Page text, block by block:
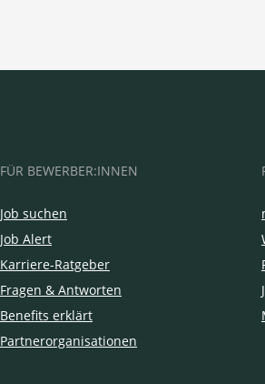
FÜR BEWERBER:INNEN
Job suchen
Job Alert
Karriere-Ratgeber
Fragen & Antworten
Benefits erklärt
Partnerorganisationen